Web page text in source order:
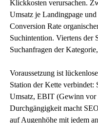
Klickkosten verursachen.
Umsatz je Landingpage
Conversion Rate
Suchintention. Viertens der
Suchanfragen der
Voraussetzung ist
Station der Kette verbindet:
Umsatz, EBIT (Gewinn vor
Durchgängigkeit macht
auf Augenhöhe mit jedem